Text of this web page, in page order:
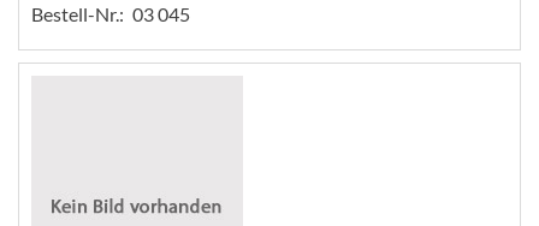
Bestell-Nr.: 03 045